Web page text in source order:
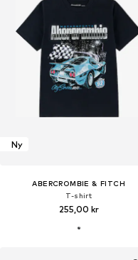
Ny
ABERCROMBIE & FITCH
T-shirt
255,00 kr